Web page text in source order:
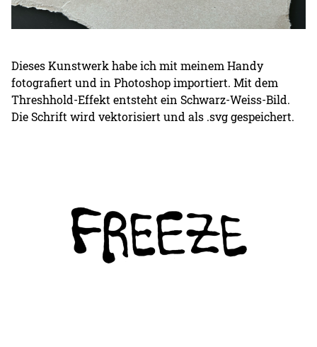
Dieses Kunstwerk habe ich mit meinem Handy
fotografiert und in Photoshop importiert. Mit dem
Threshhold-Effekt entsteht ein Schwarz-Weiss-Bild.
Die Schrift wird vektorisiert und als .svg gespeichert.